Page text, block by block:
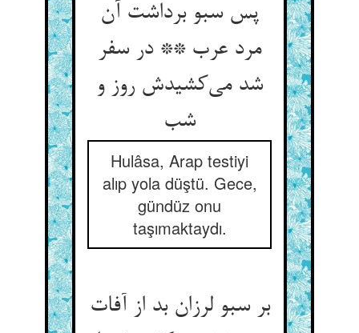
پس سبو برداشت آن
مرد عرب ** در سفر
شد می‌‌کشیدش روز و
Hulâsa, Arap testiyi
alıp yola düştü. Gece,
gündüz onu
taşımaktaydı.
بر سبو لرزان بد از آفات